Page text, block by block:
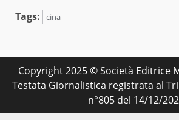
Tags: cina
Copyright 2025 © Società Editrice
Testata Giornalistica registrata al
n°805 del 14/12/